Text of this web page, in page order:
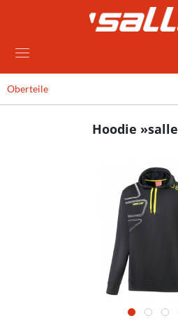
Oberteile
Hoodie